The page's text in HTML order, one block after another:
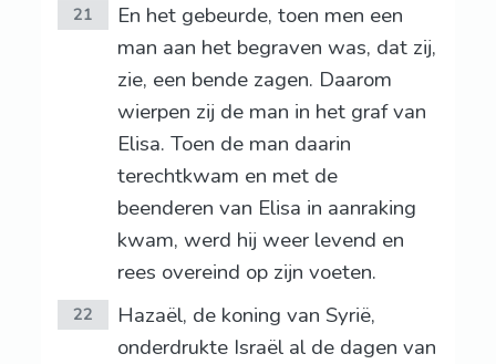
21
En het gebeurde, toen men een
man aan het begraven was, dat zij,
zie, een bende zagen. Daarom
wierpen zij de man in het graf van
Elisa. Toen de man daarin
terechtkwam en met de
beenderen van Elisa in aanraking
kwam, werd hij weer levend en
rees overeind op zijn voeten.
22
Hazaël, de koning van Syrië,
onderdrukte Israël al de dagen van